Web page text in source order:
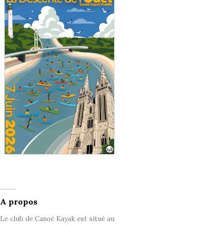
A propos
Le club de Canoë Kayak est situé au